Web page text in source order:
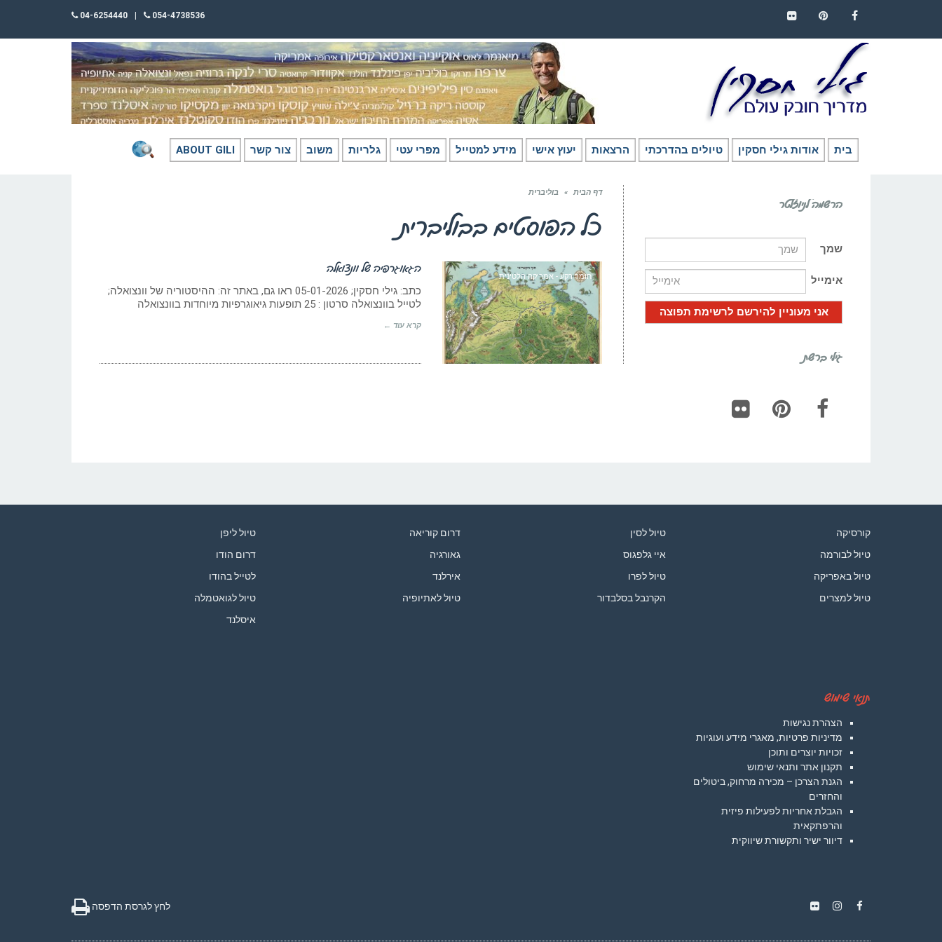
054-4738536
04-6254440
בית אודות גילי חסקין טיולים בהדרכתי הרצאות יעוץ אישי מידע למטייל מפרי עטי גלריות משוב צור קשר ABOUT GILI
דף הבית » בוליברית
כל הפוסטים בבוליברית
חומר רקע - אמריקה הלטינית
הגאוגרפיה של וונצואלה
כתב: גילי חסקין; 05-01-2026 ראו גם, באתר זה: ההיסטוריה של וונצואלה;
לטייל בוונצואלה סרטון : 25 תופעות גיאוגרפיות מיוחדות בוונצואלה
קרא עוד ←
הרשמה לניוזלטר
שמך
אימייל
גילי ברשת
קורסיקה
טיול לבורמה
טיול באפריקה
טיול למצרים
טיול לסין
איי גלפגוס
טיול לפרו
הקרנבל בסלבדור
דרום קוריאה
גאורגיה
אירלנד
טיול לאתיופיה
טיול ליפן
דרום הודו
לטייל בהודו
טיול לגואטמלה
איסלנד
תנאי שימוש
הצהרת נגישות
מדיניות פרטיות, מאגרי מידע ועוגיות
זכויות יוצרים ותוכן
תקנון אתר ותנאי שימוש
הגנת הצרכן – מכירה מרחוק, ביטולים
והחזרים
הגבלת אחריות לפעילות פיזית
והרפתקאית
דיוור ישיר ותקשורת שיווקית
לחץ לגרסת הדפסה